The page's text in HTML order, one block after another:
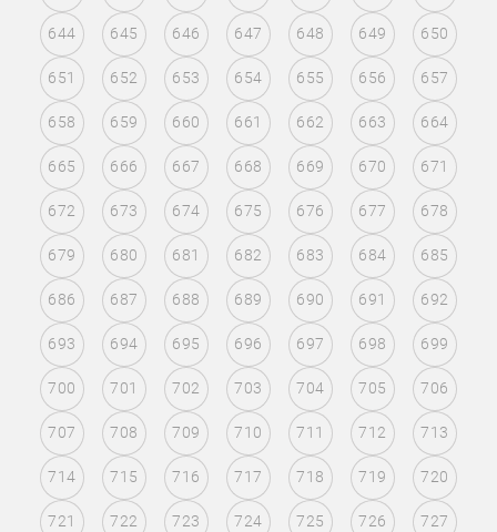
644 645 646 647 648 649 650
651 652 653 654 655 656 657
658 659 660 661 662 663 664
665 666 667 668 669 670 671
672 673 674 675 676 677 678
679 680 681 682 683 684 685
686 687 688 689 690 691 692
693 694 695 696 697 698 699
700 701 702 703 704 705 706
707 708 709 710 711 712 713
714 715 716 717 718 719 720
721 722 723 724 725 726 727